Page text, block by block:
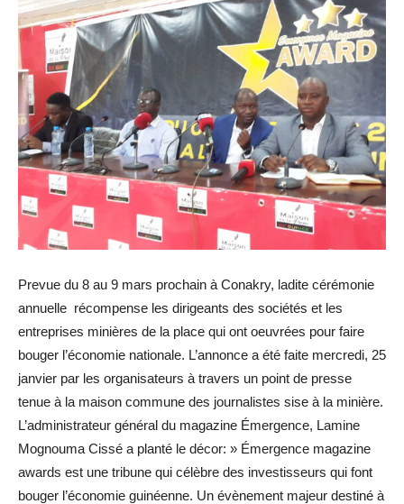
Prevue du 8 au 9 mars prochain à Conakry, ladite cérémonie
annuelle récompense les dirigeants des sociétés et les
entreprises minières de la place qui ont oeuvrées pour faire
bouger l’économie nationale. L’annonce a été faite mercredi, 25
janvier par les organisateurs à travers un point de presse
tenue à la maison commune des journalistes sise à la minière.
L’administrateur général du magazine Émergence, Lamine
Mognouma Cissé a planté le décor: » Émergence magazine
awards est une tribune qui célèbre des investisseurs qui font
bouger l’économie guinéenne. Un évènement majeur destiné à